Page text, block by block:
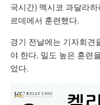
국시간) 멕시코 과달라
르데에서 훈련했다.
경기 전날에는 기자회견
야 한다. 밀도 높은 훈련
었다.